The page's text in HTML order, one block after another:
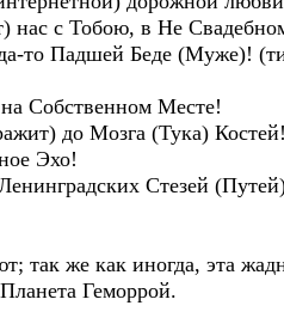
нас с Тобою, в Не
то Падшей Беде (Муже)!
Собственном Месте!
до Мозга (Тука) Костей!
Эхо!
Стезей
так же как иногда, эта
Геморрой.